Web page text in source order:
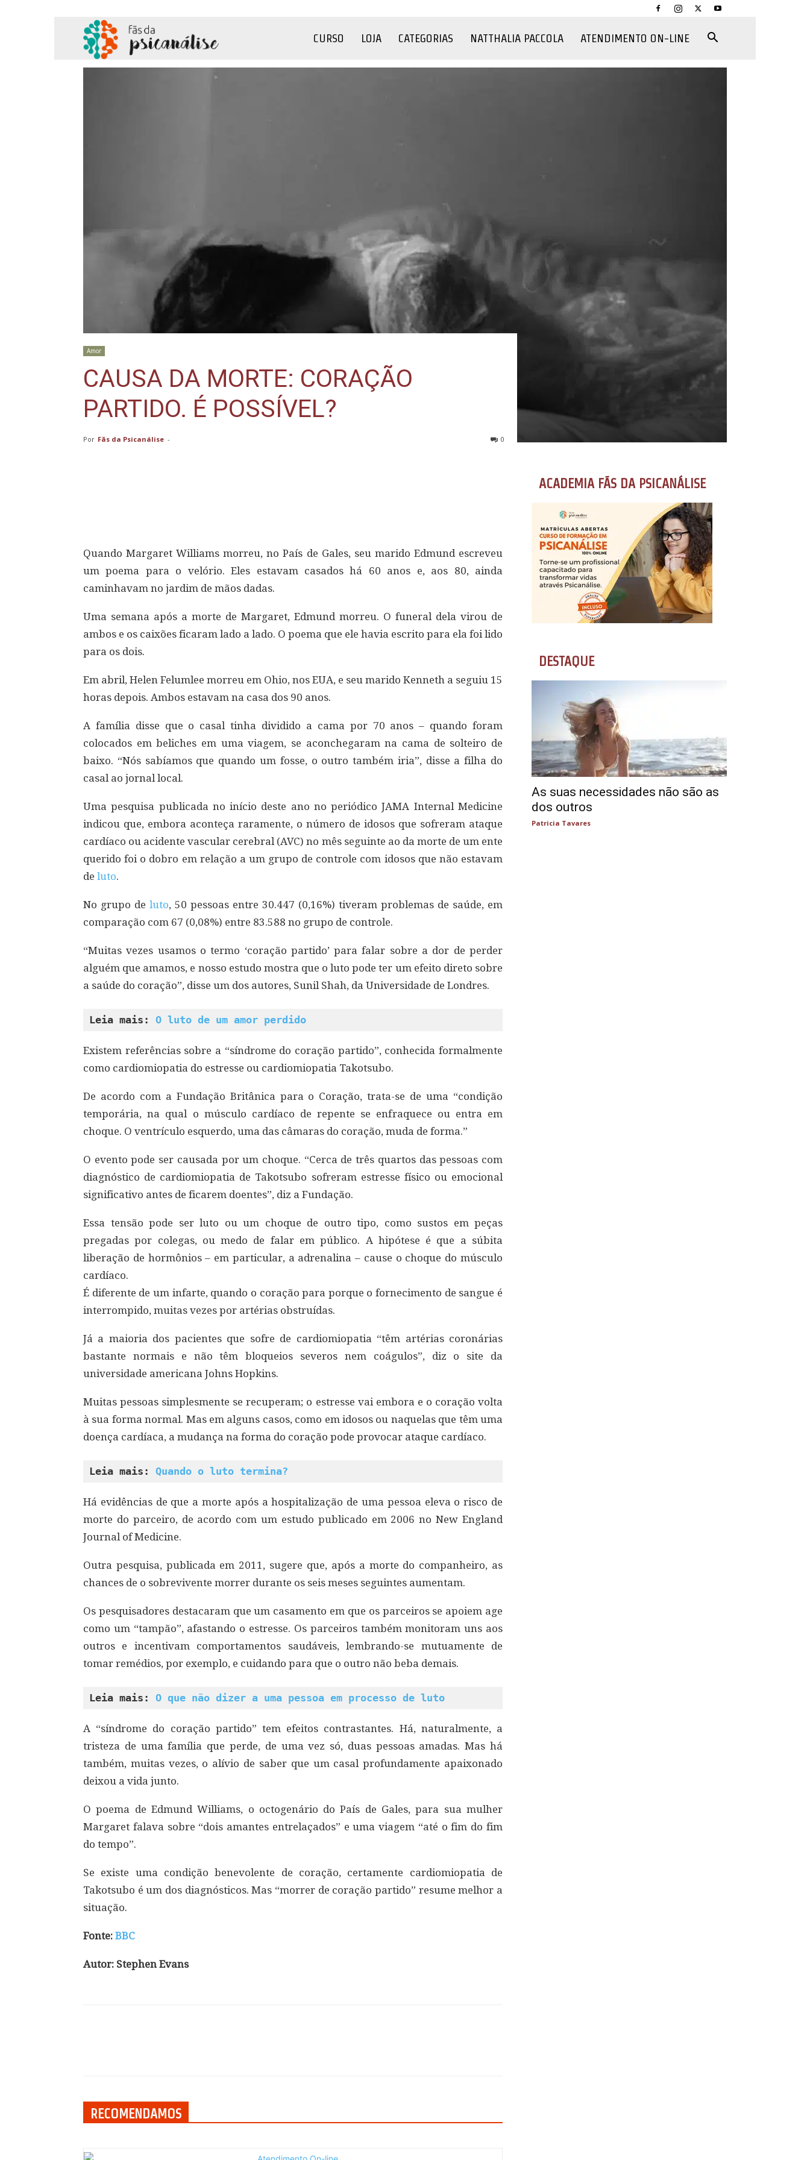
CURSO LOJA CATEGORIAS NATTHALIA PACCOLA ATENDIMENTO ON-LINE
Amor
CAUSA DA MORTE: CORAÇÃO
PARTIDO. É POSSÍVEL?
Por Fãs da Psicanálise - 0
Quando Margaret Williams morreu, no País de Gales, seu marido Edmund escreveu
um poema para o velório. Eles estavam casados há 60 anos e, aos 80, ainda
caminhavam no jardim de mãos dadas.
Uma semana após a morte de Margaret, Edmund morreu. O funeral dela virou de
ambos e os caixões ficaram lado a lado. O poema que ele havia escrito para ela foi lido
para os dois.
Em abril, Helen Felumlee morreu em Ohio, nos EUA, e seu marido Kenneth a seguiu 15
horas depois. Ambos estavam na casa dos 90 anos.
A família disse que o casal tinha dividido a cama por 70 anos – quando foram
colocados em beliches em uma viagem, se aconchegaram na cama de solteiro de
baixo. “Nós sabíamos que quando um fosse, o outro também iria”, disse a filha do
casal ao jornal local.
Uma pesquisa publicada no início deste ano no periódico JAMA Internal Medicine
indicou que, embora aconteça raramente, o número de idosos que sofreram ataque
cardíaco ou acidente vascular cerebral (AVC) no mês seguinte ao da morte de um ente
querido foi o dobro em relação a um grupo de controle com idosos que não estavam
de luto.
No grupo de luto, 50 pessoas entre 30.447 (0,16%) tiveram problemas de saúde, em
comparação com 67 (0,08%) entre 83.588 no grupo de controle.
“Muitas vezes usamos o termo ‘coração partido’ para falar sobre a dor de perder
alguém que amamos, e nosso estudo mostra que o luto pode ter um efeito direto sobre
a saúde do coração”, disse um dos autores, Sunil Shah, da Universidade de Londres.
Leia mais: O luto de um amor perdido
Existem referências sobre a “síndrome do coração partido”, conhecida formalmente
como cardiomiopatia do estresse ou cardiomiopatia Takotsubo.
De acordo com a Fundação Britânica para o Coração, trata-se de uma “condição
temporária, na qual o músculo cardíaco de repente se enfraquece ou entra em
choque. O ventrículo esquerdo, uma das câmaras do coração, muda de forma.”
O evento pode ser causada por um choque. “Cerca de três quartos das pessoas com
diagnóstico de cardiomiopatia de Takotsubo sofreram estresse físico ou emocional
significativo antes de ficarem doentes”, diz a Fundação.
Essa tensão pode ser luto ou um choque de outro tipo, como sustos em peças
pregadas por colegas, ou medo de falar em público. A hipótese é que a súbita
liberação de hormônios – em particular, a adrenalina – cause o choque do músculo
cardíaco.
É diferente de um infarte, quando o coração para porque o fornecimento de sangue é
interrompido, muitas vezes por artérias obstruídas.
Já a maioria dos pacientes que sofre de cardiomiopatia “têm artérias coronárias
bastante normais e não têm bloqueios severos nem coágulos”, diz o site da
universidade americana Johns Hopkins.
Muitas pessoas simplesmente se recuperam; o estresse vai embora e o coração volta
à sua forma normal. Mas em alguns casos, como em idosos ou naquelas que têm uma
doença cardíaca, a mudança na forma do coração pode provocar ataque cardíaco.
Leia mais: Quando o luto termina?
Há evidências de que a morte após a hospitalização de uma pessoa eleva o risco de
morte do parceiro, de acordo com um estudo publicado em 2006 no New England
Journal of Medicine.
Outra pesquisa, publicada em 2011, sugere que, após a morte do companheiro, as
chances de o sobrevivente morrer durante os seis meses seguintes aumentam.
Os pesquisadores destacaram que um casamento em que os parceiros se apoiem age
como um “tampão”, afastando o estresse. Os parceiros também monitoram uns aos
outros e incentivam comportamentos saudáveis, lembrando-se mutuamente de
tomar remédios, por exemplo, e cuidando para que o outro não beba demais.
Leia mais: O que não dizer a uma pessoa em processo de luto
A “síndrome do coração partido” tem efeitos contrastantes. Há, naturalmente, a
tristeza de uma família que perde, de uma vez só, duas pessoas amadas. Mas há
também, muitas vezes, o alívio de saber que um casal profundamente apaixonado
deixou a vida junto.
O poema de Edmund Williams, o octogenário do País de Gales, para sua mulher
Margaret falava sobre “dois amantes entrelaçados” e uma viagem “até o fim do fim
do tempo”.
Se existe uma condição benevolente de coração, certamente cardiomiopatia de
Takotsubo é um dos diagnósticos. Mas “morrer de coração partido” resume melhor a
situação.
Fonte: BBC
Autor: Stephen Evans
RECOMENDAMOS
ACADEMIA FÃS DA PSICANÁLISE
DESTAQUE
As suas necessidades não são as
dos outros
Patricia Tavares